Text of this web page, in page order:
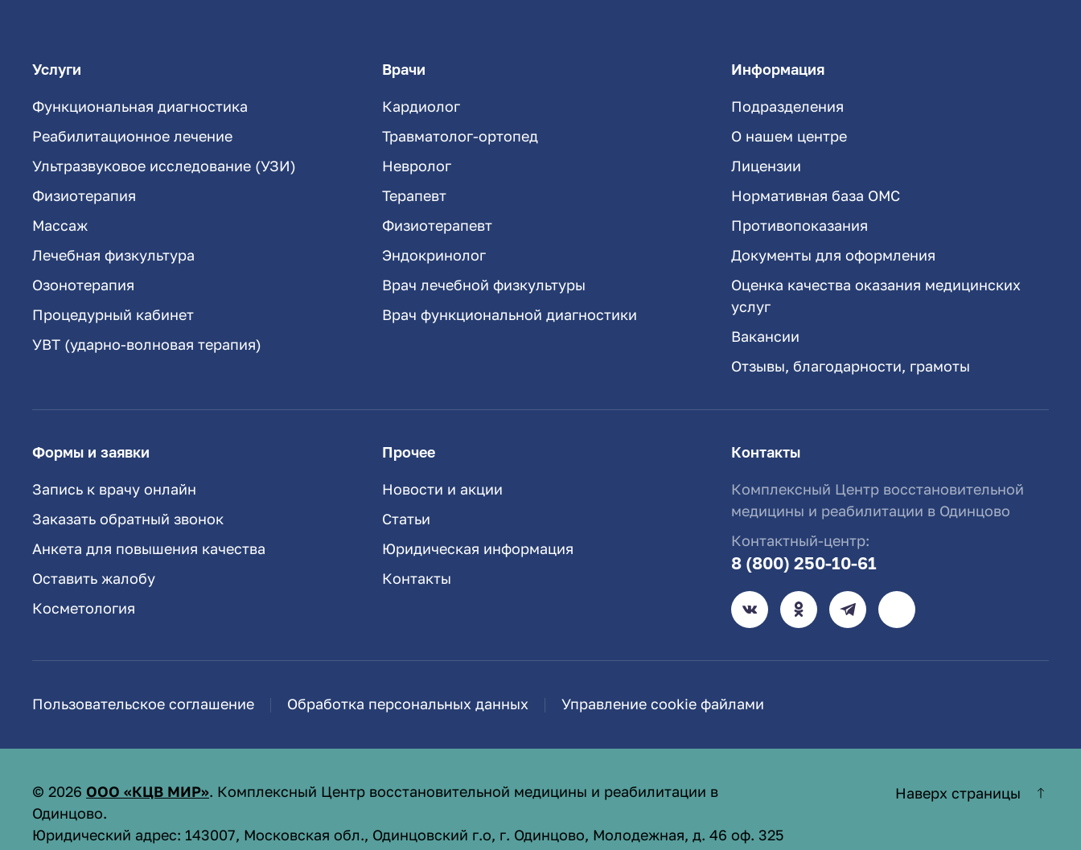
Услуги
Функциональная диагностика
Реабилитационное лечение
Ультразвуковое исследование (УЗИ)
Физиотерапия
Массаж
Лечебная физкультура
Озонотерапия
Процедурный кабинет
УВТ (ударно-волновая терапия)
Врачи
Кардиолог
Травматолог-ортопед
Невролог
Терапевт
Физиотерапевт
Эндокринолог
Врач лечебной физкультуры
Врач функциональной диагностики
Информация
Подразделения
О нашем центре
Лицензии
Нормативная база ОМС
Противопоказания
Документы для оформления
Оценка качества оказания медицинских
услуг
Вакансии
Отзывы, благодарности, грамоты
Формы и заявки
Запись к врачу онлайн
Заказать обратный звонок
Анкета для повышения качества
Оставить жалобу
Косметология
Прочее
Новости и акции
Статьи
Юридическая информация
Контакты
Контакты
Комплексный Центр восстановительной
медицины и реабилитации в Одинцово
Контактный-центр:
8 (800) 250-10-61
Пользовательское соглашение Обработка персональных данных Управление cookie файлами
© 2026 ООО «КЦВ МИР». Комплексный Центр восстановительной медицины и реабилитации в
Одинцово.
Юридический адрес: 143007, Московская обл., Одинцовский г.о, г. Одинцово, Молодежная, д. 46 оф. 325
Наверх страницы